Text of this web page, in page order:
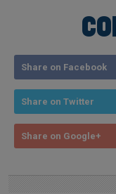
Share on Facebook
Share on Twitter
Share on Google+